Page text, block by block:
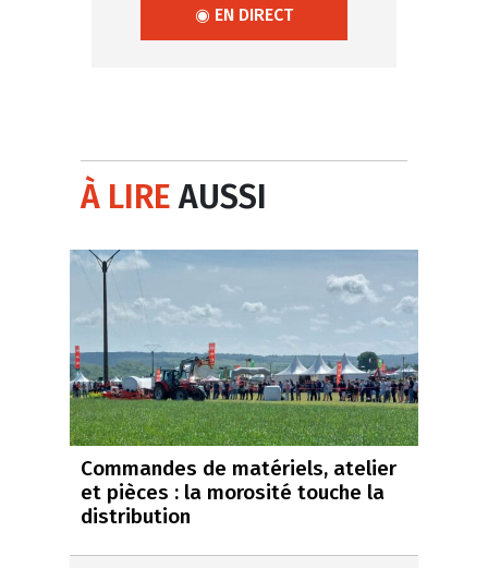
◉ EN DIRECT
À LIREAUSSI
Commandes de matériels, atelier
et pièces : la morosité touche la
distribution